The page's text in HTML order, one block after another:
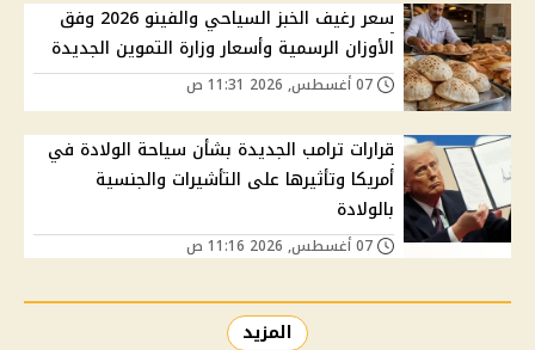
سعر رغيف الخبز السياحي والفينو 2026 وفق
الأوزان الرسمية وأسعار وزارة التموين الجديدة
قرارات ترامب الجديدة بشأن سياحة الولادة في
أمريكا وتأثيرها على التأشيرات والجنسية
بالولادة
المزيد